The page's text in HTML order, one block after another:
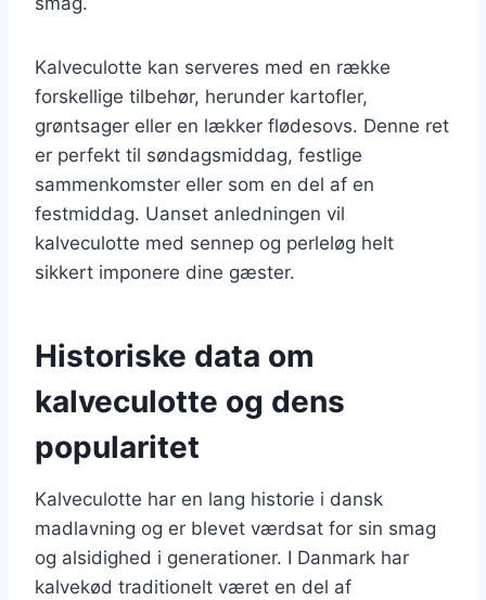
Kalveculotte kan serveres med en række
forskellige tilbehør, herunder kartofler,
grøntsager eller en lækker flødesovs. Denne ret
er perfekt til søndagsmiddag, festlige
sammenkomster eller som en del af en
festmiddag. Uanset anledningen vil
kalveculotte med sennep og perleløg helt
sikkert imponere dine gæster.
Historiske data om
kalveculotte og dens
popularitet
Kalveculotte har en lang historie i dansk
madlavning og er blevet værdsat for sin smag
og alsidighed i generationer. I Danmark har
kalvekød traditionelt været en del af